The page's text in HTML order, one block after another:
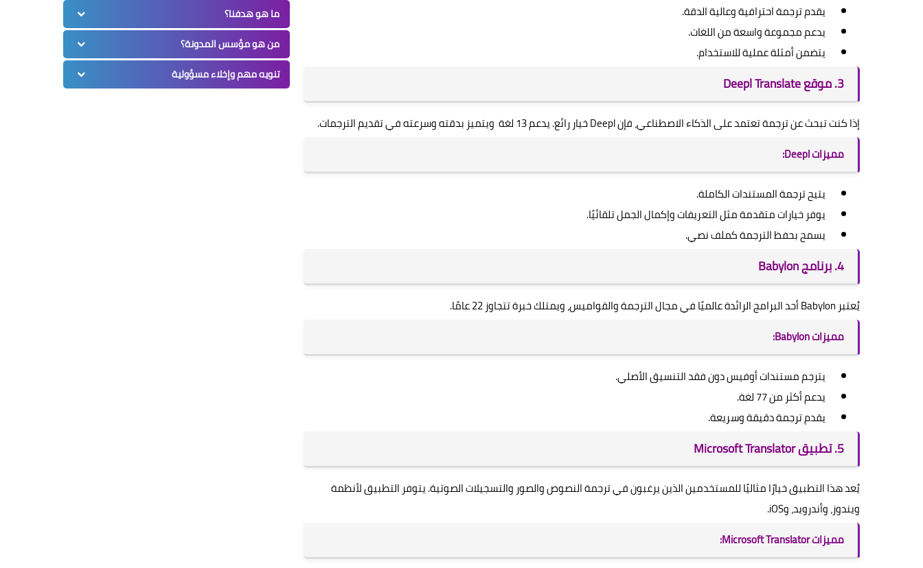
يقدم ترجمة احترافية وعالية الدقة.
يدعم مجموعة واسعة من اللغات.
يتضمن أمثلة عملية للاستخدام.
3. موقع Deepl Translate
إذا كنت تبحث عن ترجمة تعتمد على الذكاء الاصطناعي، فإن Deepl خيار رائع. يدعم 13 لغة ويتميز بدقته وسرعته في تقديم الترجمات.
مميزات Deepl:
يتيح ترجمة المستندات الكاملة.
يوفر خيارات متقدمة مثل التعريفات وإكمال الجمل تلقائيًا.
يسمح بحفظ الترجمة كملف نصي.
4. برنامج Babylon
يُعتبر Babylon أحد البرامج الرائدة عالميًا في مجال الترجمة والقواميس، ويمتلك خبرة تتجاوز 22 عامًا.
مميزات Babylon:
يترجم مستندات أوفيس دون فقد التنسيق الأصلي.
يدعم أكثر من 77 لغة.
يقدم ترجمة دقيقة وسريعة.
5. تطبيق Microsoft Translator
يُعد هذا التطبيق خيارًا مثاليًا للمستخدمين الذين يرغبون في ترجمة النصوص والصور والتسجيلات الصوتية. يتوفر التطبيق لأنظمة
ويندوز، وأندرويد، وiOS.
مميزات Microsoft Translator:
ما هو هدفنا؟
من هو مؤسس المدونة؟
تنويه مهم وإخلاء مسؤولية